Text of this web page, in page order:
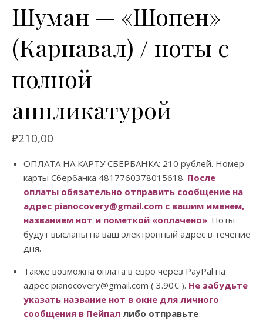
Шуман — «Шопен»
(Карнавал) / ноты с
полной
аппликатурой
₽210,00
ОПЛАТА НА КАРТУ СБЕРБАНКА: 210 рублей. Номер
карты Сбербанка 4817760378015618. После
оплаты обязательно отправить сообщение на
адрес pianocovery@gmail.com с вашим именем,
названием нот и пометкой «оплачено». Ноты
будут высланы на ваш электронный адрес в течение
дня.
Также возможна оплата в евро через PayPal на
адрес pianocovery@gmail.com ( 3.90€ ). Не забудьте
указать название нот в окне для личного
сообщения в Пейпал либо отправьте